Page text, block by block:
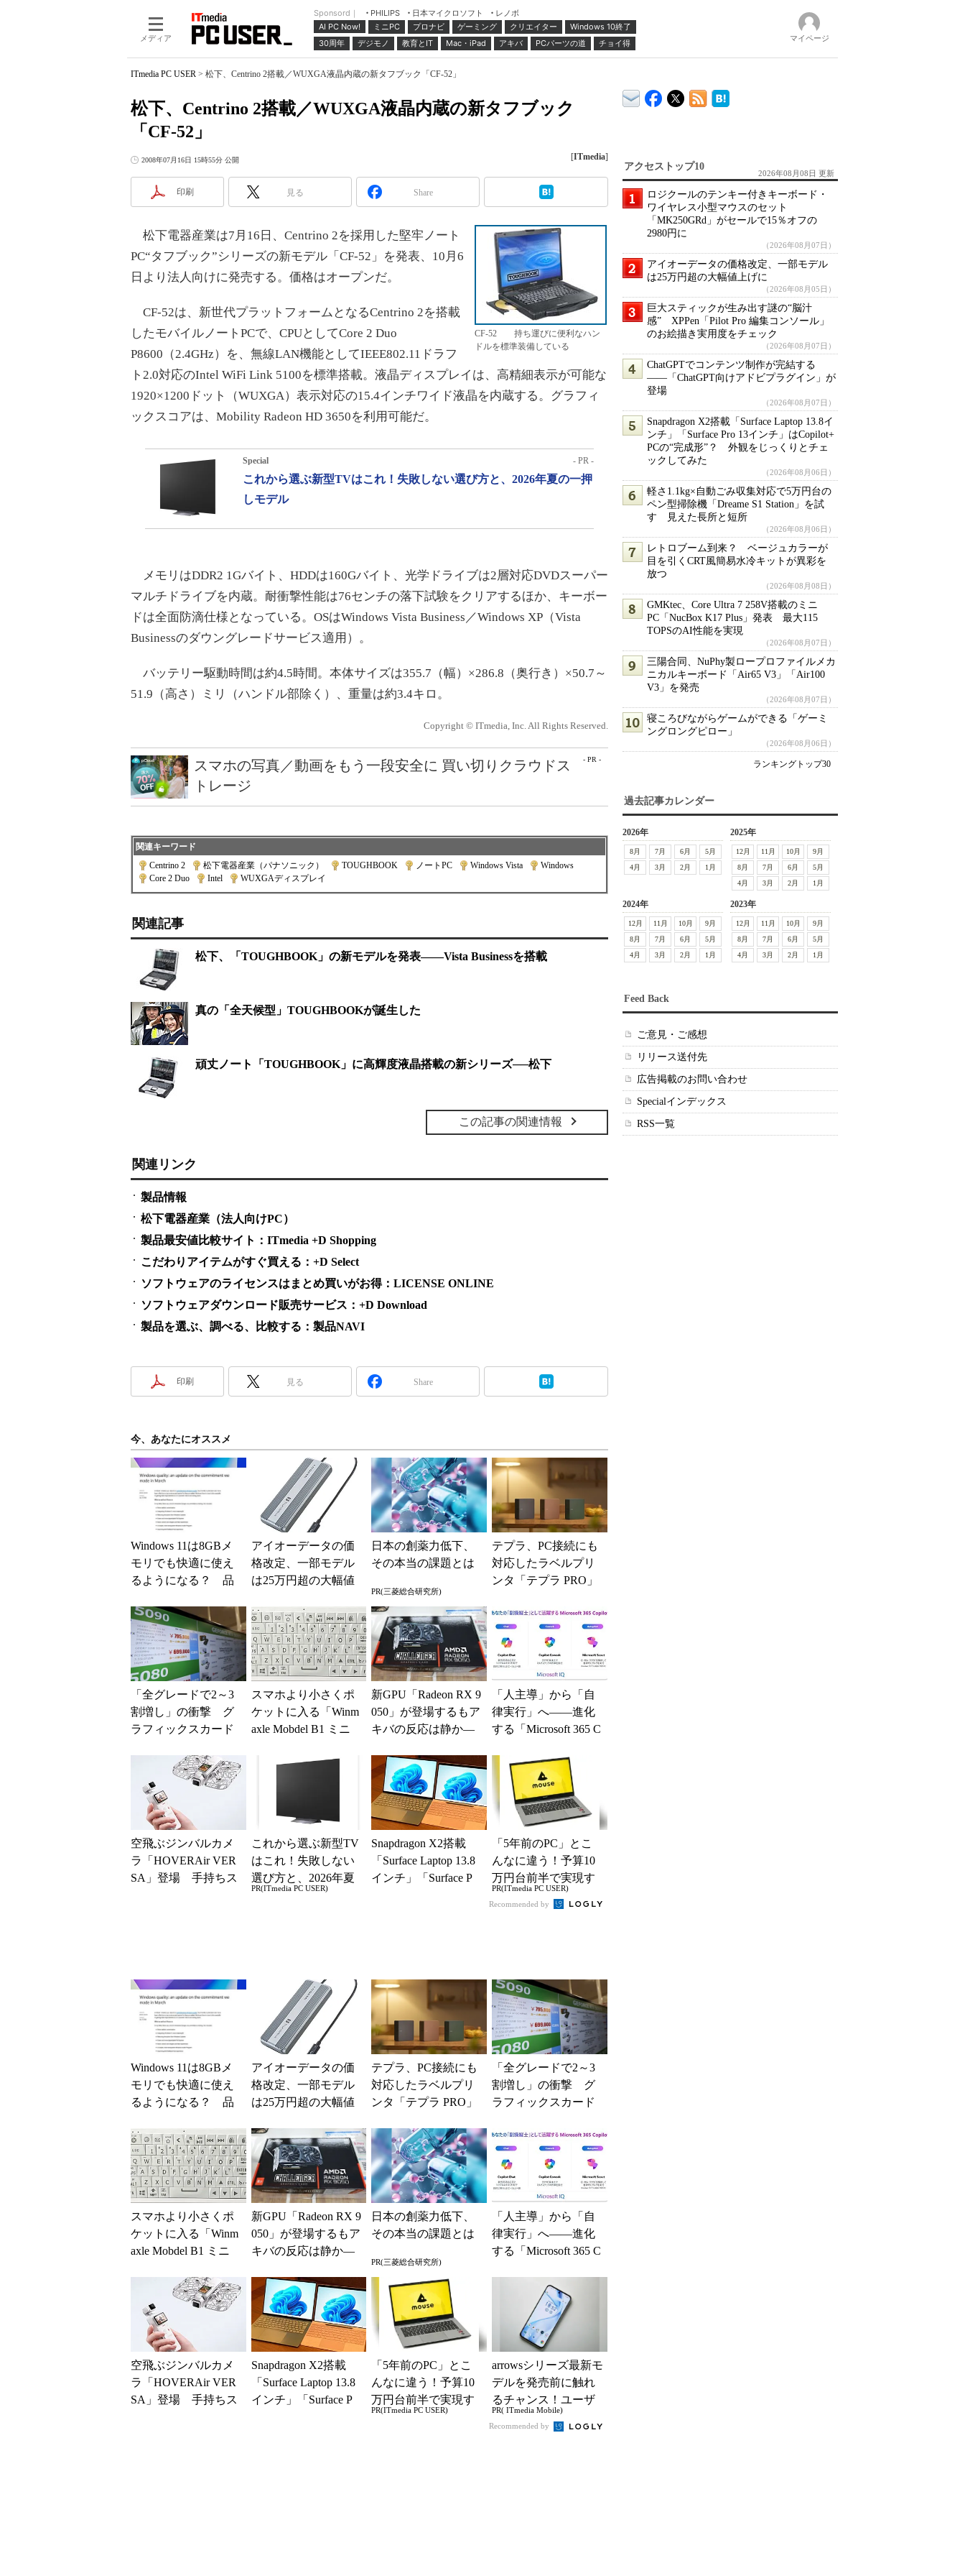
メディア
Sponsord｜ PHILIPS 日本マイクロソフト
レノボ
AI PC Now!
ミニPC プロナビ ゲーミング クリエイター
Windows 10終了
30周年
デジモノ 教育とIT Mac・iPad アキバ PCパーツの道 チョイ得 マイページ
ITmedia PC USER > 松下、Centrino 2搭載／WUXGA液晶内蔵の新タフブック「CF-52」
松下、Centrino 2搭載／WUXGA液晶内蔵の新タフブック
「CF-52」
2008年07月16日 15時55分 公開 [ITmedia]
印刷 見る Share
CF-52 持ち運びに便利なハン
ドルを標準装備している
松下電器産業は7月16日、Centrino 2を採用した堅牢ノート
PC“タフブック”シリーズの新モデル「CF-52」を発表、10月6
日より法人向けに発売する。価格はオープンだ。
CF-52は、新世代プラットフォームとなるCentrino 2を搭載
したモバイルノートPCで、CPUとしてCore 2 Duo
P8600（2.4GHz）を、無線LAN機能としてIEEE802.11ドラフ
ト2.0対応のIntel WiFi Link 5100を標準搭載。液晶ディスプレイは、高精細表示が可能な
1920×1200ドット（WUXGA）表示対応の15.4インチワイド液晶を内蔵する。グラフィ
ックスコアは、Mobility Radeon HD 3650を利用可能だ。
Special - PR -
これから選ぶ新型TVはこれ！失敗しない選び方と、2026年夏の一押
しモデル
メモリはDDR2 1Gバイト、HDDは160Gバイト、光学ドライブは2層対応DVDスーパー
マルチドライブを内蔵。耐衝撃性能は76センチの落下試験をクリアするほか、キーボー
ドは全面防滴仕様となっている。OSはWindows Vista Business／Windows XP（Vista
Businessのダウングレードサービス適用）。
バッテリー駆動時間は約4.5時間。本体サイズは355.7（幅）×286.8（奥行き）×50.7～
51.9（高さ）ミリ（ハンドル部除く）、重量は約3.4キロ。
Copyright © ITmedia, Inc. All Rights Reserved.
- PR -
スマホの写真／動画をもう一段安全に 買い切りクラウドス
トレージ
関連キーワード
Centrino 2
松下電器産業（パナソニック） TOUGHBOOK ノートPC Windows Vista Windows
Core 2 Duo
Intel WUXGAディスプレイ
関連記事
松下、「TOUGHBOOK」の新モデルを発表――Vista Businessを搭載
真の「全天候型」TOUGHBOOKが誕生した
頑丈ノート「TOUGHBOOK」に高輝度液晶搭載の新シリーズ──松下
この記事の関連情報
関連リンク
製品情報
松下電器産業（法人向けPC）
製品最安値比較サイト：ITmedia +D Shopping
こだわりアイテムがすぐ買える：+D Select
ソフトウェアのライセンスはまとめ買いがお得：LICENSE ONLINE
ソフトウェアダウンロード販売サービス：+D Download
製品を選ぶ、調べる、比較する：製品NAVI
印刷 見る Share
今、あなたにオススメ
Windows 11は8GBメ
モリでも快適に使え
るようになる？ 品
と「26H2」に...
アイオーデータの価
格改定、一部モデル
は25万円超の大幅値
日本の創薬力低下、
その本当の課題とは
PR(三菱総合研究所)
テプラ、PC接続にも
対応したラベルプリ
ンタ「テプラ PRO」
「全グレードで2～3
割増し」の衝撃 グ
ラフィックスカード
でアキバの購入制限
が深刻化
スマホより小さくポ
ケットに入る「Winm
axle Mobdel B1 ミニ
ド」...
新GPU「Radeon RX 9
050」が登場するもア
キバの反応は静か―
ツ事...
「人主導」から「自
律実行」へ――進化
する「Microsoft 365 C
ー...
空飛ぶジンバルカメ
ラ「HOVERAir VER
SA」登場 手持ちス
これから選ぶ新型TV
はこれ！失敗しない
選び方と、2026年夏
の一押しモデル
PR(ITmedia PC USER)
Snapdragon X2搭載
「Surface Laptop 13.8
インチ」「Surface P
「5年前のPC」とこ
んなに違う！予算10
万円台前半で実現す
る快適PCライフ
PR(ITmedia PC USER)
Recommended by
Windows 11は8GBメ
モリでも快適に使え
るようになる？ 品
と「26H2」に...
アイオーデータの価
格改定、一部モデル
は25万円超の大幅値
テプラ、PC接続にも
対応したラベルプリ
ンタ「テプラ PRO」
「全グレードで2～3
割増し」の衝撃 グ
ラフィックスカード
でアキバの購入制限
が深刻化
スマホより小さくポ
ケットに入る「Winm
axle Mobdel B1 ミニ
新GPU「Radeon RX 9
050」が登場するもア
キバの反応は静か―
ツ事...
日本の創薬力低下、
その本当の課題とは
PR(三菱総合研究所)
「人主導」から「自
律実行」へ――進化
する「Microsoft 365 C
空飛ぶジンバルカメ
ラ「HOVERAir VER
SA」登場 手持ちス
Snapdragon X2搭載
「Surface Laptop 13.8
インチ」「Surface P
「5年前のPC」とこ
んなに違う！予算10
万円台前半で実現す
る快適PCライフ
PR(ITmedia PC USER)
arrowsシリーズ最新モ
デルを発売前に触れ
るチャンス！ユーザ
ー座談会開催
PR( ITmedia Mobile)
Recommended by
アクセストップ10
2026年08月08日 更新
ロジクールのテンキー付きキーボード・
ワイヤレス小型マウスのセット
「MK250GRd」がセールで15％オフの
2980円に
（2026年08月07日）
アイオーデータの価格改定、一部モデル
は25万円超の大幅値上げに
（2026年08月05日）
巨大スティックが生み出す謎の“脳汁
感” XPPen「Pilot Pro 編集コンソール」
のお絵描き実用度をチェック
（2026年08月07日）
ChatGPTでコンテンツ制作が完結する
――「ChatGPT向けアドビプラグイン」が
登場
（2026年08月07日）
Snapdragon X2搭載「Surface Laptop 13.8イ
ンチ」「Surface Pro 13インチ」はCopilot+
PCの“完成形”？ 外観をじっくりとチェ
ックしてみた
（2026年08月06日）
軽さ1.1kg×自動ごみ収集対応で5万円台の
ペン型掃除機「Dreame S1 Station」を試
す 見えた長所と短所
（2026年08月06日）
レトロブーム到来？ ベージュカラーが
目を引くCRT風簡易水冷キットが異彩を
放つ
（2026年08月08日）
GMKtec、Core Ultra 7 258V搭載のミニ
PC「NucBox K17 Plus」発表 最大115
TOPSのAI性能を実現
（2026年08月07日）
三陽合同、NuPhy製ロープロファイルメカ
ニカルキーボード「Air65 V3」「Air100
V3」を発売
（2026年08月07日）
寝ころびながらゲームができる「ゲーミ
ングロングピロー」
（2026年08月06日）
ランキングトップ30
過去記事カレンダー
2026年
8月 7月 6月
5月
4月
3月 2月 1月
2025年
12月 11月 10月
9月
8月
7月 6月
5月
4月
3月 2月 1月
2024年
12月 11月 10月
9月
8月
7月 6月
5月
4月
3月 2月 1月
2023年
12月 11月 10月
9月
8月
7月 6月
5月
4月
3月 2月 1月
Feed Back
ご意見・ご感想
リリース送付先
広告掲載のお問い合わせ
Specialインデックス
RSS一覧